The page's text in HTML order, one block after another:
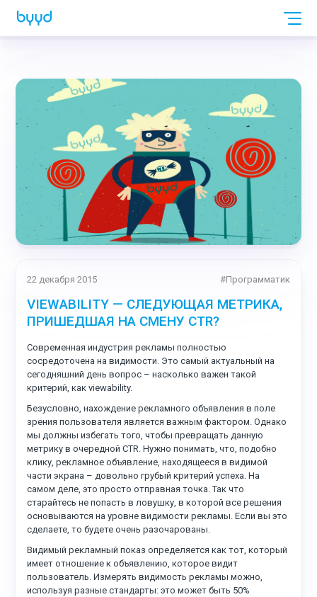
22 декабря 2015 #Программатик
VIEWABILITY — СЛЕДУЮЩАЯ МЕТРИКА,
ПРИШЕДШАЯ НА СМЕНУ CTR?
Современная индустрия рекламы полностью
сосредоточена на видимости. Это самый актуальный на
сегодняшний день вопрос – насколько важен такой
критерий, как viewability.
Безусловно, нахождение рекламного объявления в поле
зрения пользователя является важным фактором. Однако
мы должны избегать того, чтобы превращать данную
метрику в очередной CTR. Нужно понимать, что, подобно
клику, рекламное объявление, находящееся в видимой
части экрана – довольно грубый критерий успеха. На
самом деле, это просто отправная точка. Так что
старайтесь не попасть в ловушку, в которой все решения
основываются на уровне видимости рекламы. Если вы это
сделаете, то будете очень разочарованы.
Видимый рекламный показ определяется как тот, который
имеет отношение к объявлению, которое видит
пользователь. Измерять видимость рекламы можно,
используя разные стандарты: это может быть 50%